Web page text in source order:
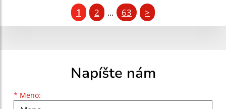
1 2 ... 63 >
Napíšte nám
* Meno:
Meno
Priezvisko
E-mailová adresa